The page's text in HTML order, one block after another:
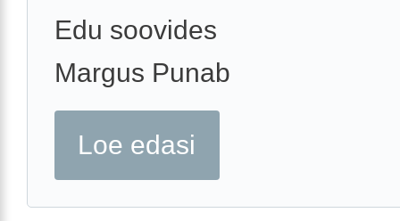
Edu soovides
Margus Punab
Loe edasi